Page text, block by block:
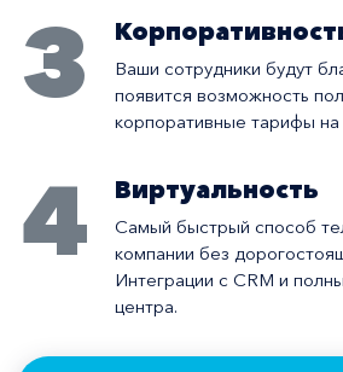
3
Ваши сотрудники будут
появится возможность
корпоративные тарифы на
4 Виртуальность
Самый быстрый способ
компании без
Интеграции с CRM и
центра.